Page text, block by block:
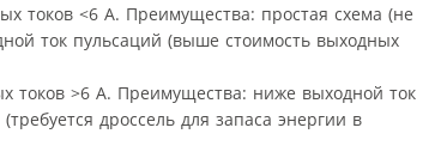
токов <6 А. Преимущества: простая схема (не
ток пульсаций (выше стоимость выходных
токов >6 А. Преимущества: ниже выходной ток
дроссель для запаса энергии в